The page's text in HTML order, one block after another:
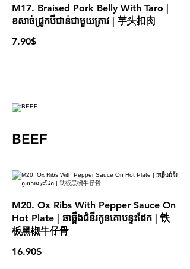
M17. Braised Pork Belly With Taro |
ខសាច់ជ្រូកបីជាន់ជាមួយត្រាវ | 芋头扣肉
7.90$
BEEF
M20. Ox Ribs With Pepper Sauce On
Hot Plate | ឆាឆ្អឹងជំនីរកូនគោបន្ទះដែក​ | 铁
板黑椒牛仔骨
16.90$